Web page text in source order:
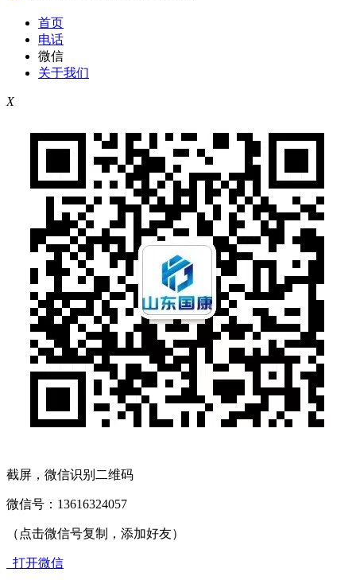
首页
电话
微信
关于我们
X
截屏，微信识别二维码
微信号： 13616324057
（点击微信号复制，添加好友）
打开微信